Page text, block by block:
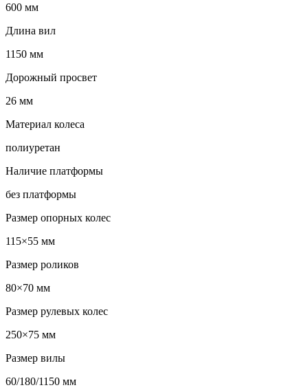
600 мм
Длина вил
1150 мм
Дорожный просвет
26 мм
Материал колеса
полиуретан
Наличие платформы
без платформы
Размер опорных колес
115×55 мм
Размер роликов
80×70 мм
Размер рулевых колес
250×75 мм
Размер вилы
60/180/1150 мм